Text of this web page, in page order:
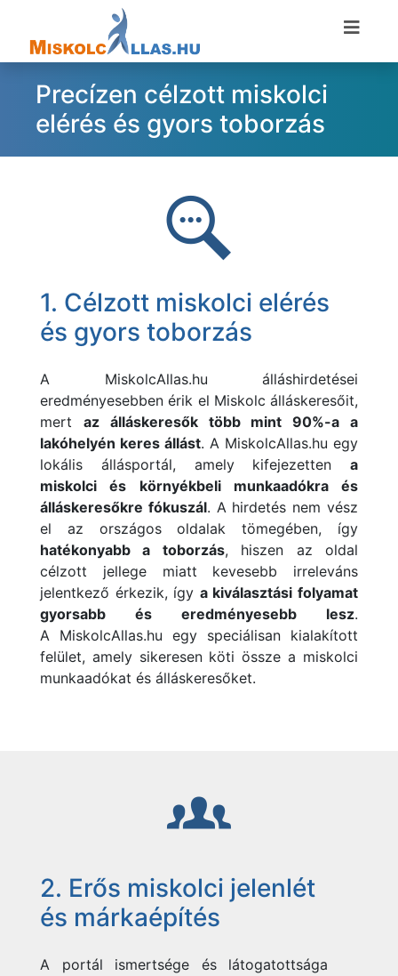
Precízen célzott miskolci
elérés és gyors toborzás
1. Célzott miskolci elérés
és gyors toborzás
A MiskolcAllas.hu álláshirdetései
eredményesebben érik el Miskolc álláskeresőit,
mert az álláskeresők több mint 90%-a a
lakóhelyén keres állást. A MiskolcAllas.hu egy
lokális állásportál, amely kifejezetten a
miskolci és környékbeli munkaadókra és
álláskeresőkre fókuszál. A hirdetés nem vész
el az országos oldalak tömegében, így
hatékonyabb a toborzás, hiszen az oldal
célzott jellege miatt kevesebb irreleváns
jelentkező érkezik, így a kiválasztási folyamat
gyorsabb és eredményesebb lesz.
A MiskolcAllas.hu egy speciálisan kialakított
felület, amely sikeresen köti össze a miskolci
munkaadókat és álláskeresőket.
2. Erős miskolci jelenlét
és márkaépítés
A portál ismertsége és látogatottsága